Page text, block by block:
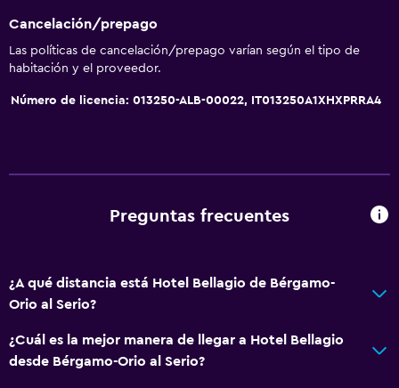
Cancelación/prepago
Las políticas de cancelación/prepago varían según el tipo de
habitación y el proveedor.
Número de licencia: 013250-ALB-00022, IT013250A1XHXPRRA4
Preguntas frecuentes
¿A qué distancia está Hotel Bellagio de Bérgamo-
Orio al Serio?
¿Cuál es la mejor manera de llegar a Hotel Bellagio
desde Bérgamo-Orio al Serio?